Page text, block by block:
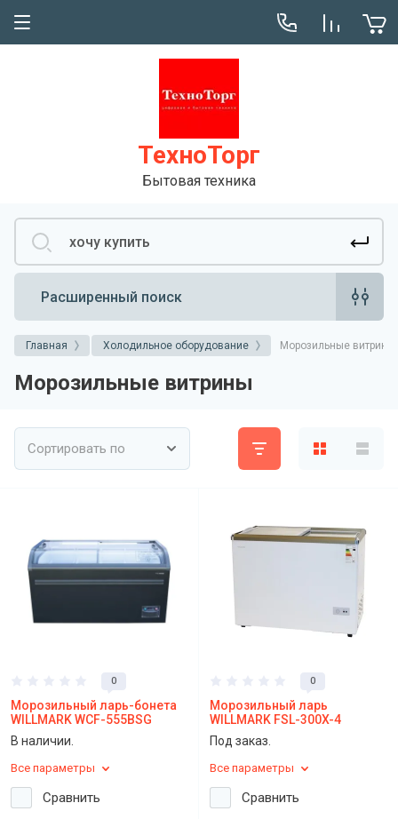
ТехноТорг
Бытовая техника
Расширенный поиск
Главная Холодильное оборудование Морозильные витрины
Морозильные витрины
Сортировать по
0
Морозильный ларь-бонета
WILLMARK WCF-555BSG
В наличии.
Все параметры
Сравнить
0
Морозильный ларь
WILLMARK FSL-300X-4
Под заказ.
Все параметры
Сравнить